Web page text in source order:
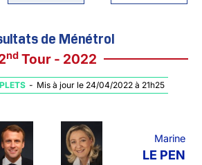
de Ménétrol
ndTour - 2022
- Mis à jour le 24/04/2022 à 21h25
Marine
LE PEN